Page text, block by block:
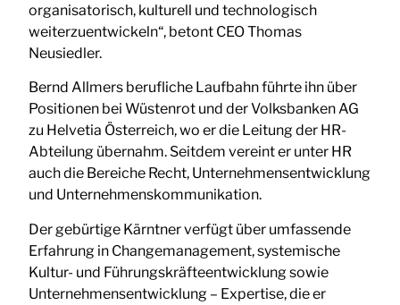
organisatorisch, kulturell und technologisch
weiterzuentwickeln“, betont CEO Thomas
Neusiedler.
Bernd Allmers berufliche Laufbahn führte ihn über
Positionen bei Wüstenrot und der Volksbanken AG
zu Helvetia Österreich, wo er die Leitung der HR-
Abteilung übernahm. Seitdem vereint er unter HR
auch die Bereiche Recht, Unternehmensentwicklung
und Unternehmenskommunikation.
Der gebürtige Kärntner verfügt über umfassende
Erfahrung in Changemanagement, systemische
Kultur- und Führungskräfteentwicklung sowie
Unternehmensentwicklung – Expertise, die er